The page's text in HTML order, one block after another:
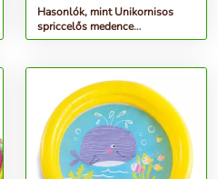
Hasonlók, mint Unikornisos
spriccelős medence
254x132x109cm - Intex